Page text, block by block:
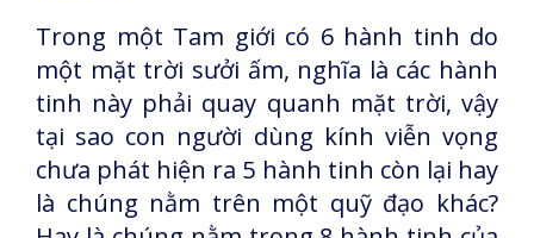
Trong một Tam giới có 6 hành tinh do
một mặt trời sưởi ấm, nghĩa là các hành
tinh này phải quay quanh mặt trời, vậy
tại sao con người dùng kính viễn vọng
chưa phát hiện ra 5 hành tinh còn lại hay
là chúng nằm trên một quỹ đạo khác?